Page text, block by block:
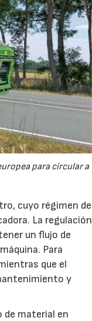
para circular a
cuyo régimen de
La regulación
un flujo de
Para
que el
y
de material en
23/07/2026